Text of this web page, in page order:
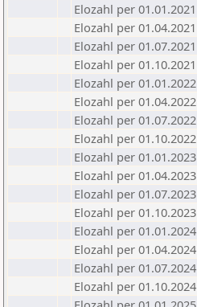
Elozahl per 01.01.2021
Elozahl per 01.04.2021
Elozahl per 01.07.2021
Elozahl per 01.10.2021
Elozahl per 01.01.2022
Elozahl per 01.04.2022
Elozahl per 01.07.2022
Elozahl per 01.10.2022
Elozahl per 01.01.2023
Elozahl per 01.04.2023
Elozahl per 01.07.2023
Elozahl per 01.10.2023
Elozahl per 01.01.2024
Elozahl per 01.04.2024
Elozahl per 01.07.2024
Elozahl per 01.10.2024